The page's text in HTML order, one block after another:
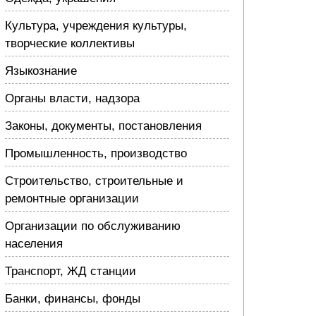
Культура, учреждения культуры,
творческие коллективы
Языкознание
Органы власти, надзора
Законы, документы, постановления
Промышленность, производство
Строительство, строительные и
ремонтные организации
Организации по обслуживанию
населения
Транспорт, ЖД станции
Банки, финансы, фонды